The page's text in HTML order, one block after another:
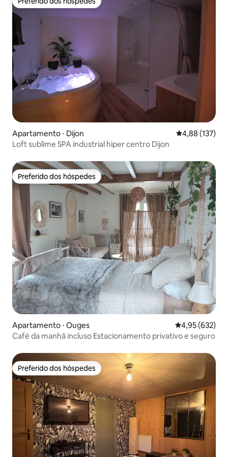
Preferido dos hóspedes
Apartamento ⋅ Dijon 4,88 de uma
4,88 (137)
Loft sublime SPA industrial hiper centro Dijon
Preferido dos hóspedes
Preferido dos hóspedes
Apartamento ⋅ Ouges 4,95 de uma
4,95 (632)
Café da manhã incluso Estacionamento privativo e seguro
Preferido dos hóspedes
Preferido dos hóspedes